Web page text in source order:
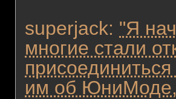
superjack: "Я
многие стали
им об ЮниМоде,